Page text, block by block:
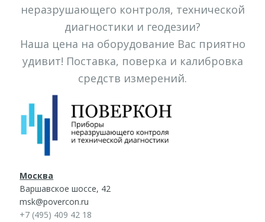
неразрушающего контроля, технической
диагностики и геодезии?
Наша цена на оборудование Вас приятно
удивит! Поставка, поверка и калибровка
средств измерений.
Москва
Варшавское шоссе, 42
msk@povercon.ru
+7 (495) 409 42 18